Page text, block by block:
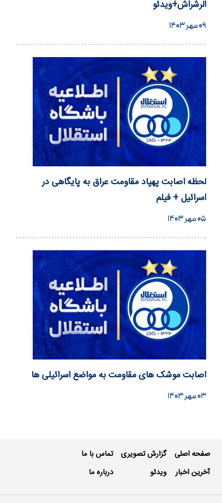
الرشراش+ویدئو
۰۹ مهر ۱۴۰۳
لحظه اصابت پهپاد مقاومت عراق به پایگاهی در
اسرائیل + فیلم
۰۵ مهر ۱۴۰۳
اصابت موشک های مقاومت به مواضع اسرائیلی ها
۰۳ مهر ۱۴۰۳
صفحه اصلی
آخرین اخبار
گزارش تصویری
ویدئو
تماس با ما
درباره ما